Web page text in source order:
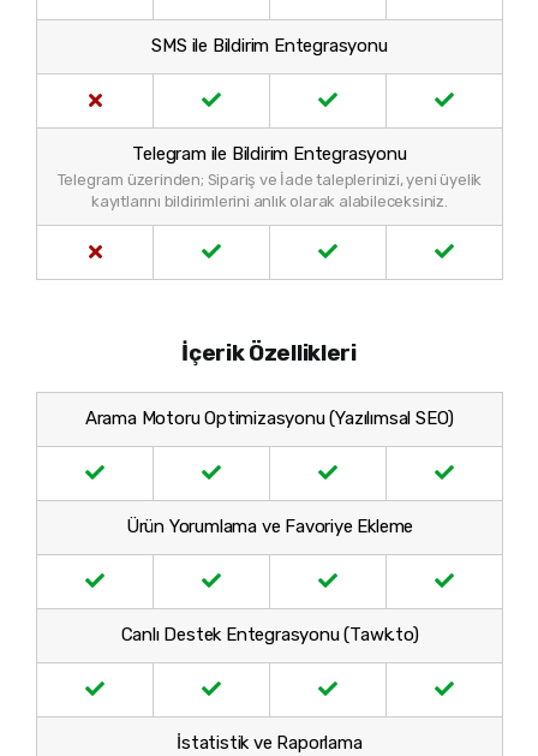
SMS ile Bildirim Entegrasyonu
Telegram ile Bildirim Entegrasyonu
Telegram üzerinden; Sipariş ve İade taleplerinizi, yeni üyelik
kayıtlarını bildirimlerini anlık olarak alabileceksiniz.
İçerik Özellikleri
Arama Motoru Optimizasyonu (Yazılımsal SEO)
Ürün Yorumlama ve Favoriye Ekleme
Canlı Destek Entegrasyonu (Tawk.to)
İstatistik ve Raporlama